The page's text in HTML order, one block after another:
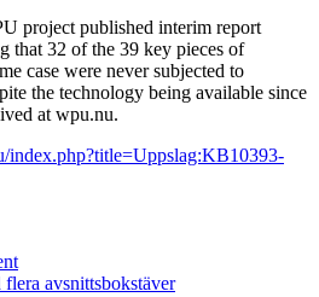
project published interim report
that 32 of the 39 key pieces of
case were never subjected to
the technology being available since
at wpu.nu.
index.php?title=Uppslag:KB10393-
avsnittsbokstäver